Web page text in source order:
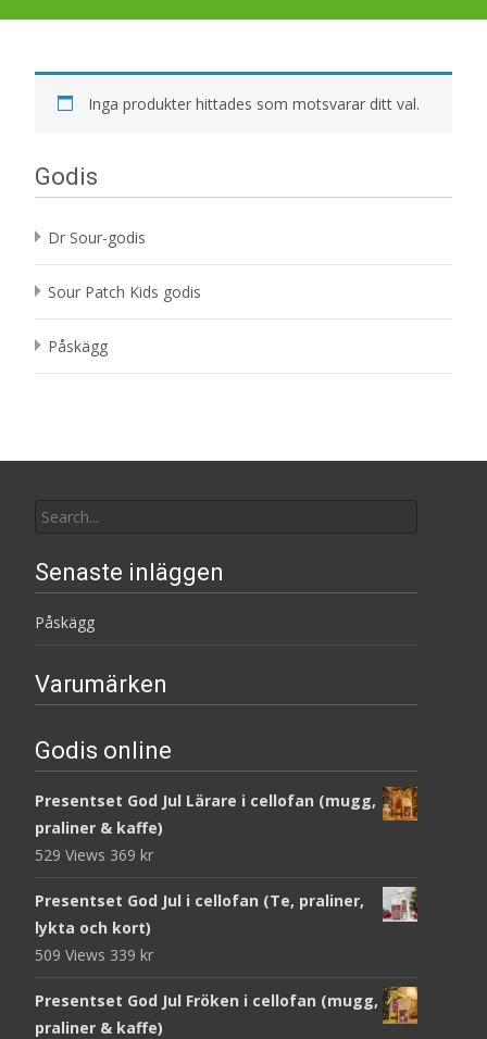
Inga produkter hittades som motsvarar ditt val.
Godis
Dr Sour-godis
Sour Patch Kids godis
Påskägg
for:
Senaste inläggen
Påskägg
Varumärken
Godis online
Presentset God Jul Lärare i cellofan (mugg,
praliner & kaffe)
529 Views 369 kr
Presentset God Jul i cellofan (Te, praliner,
lykta och kort)
509 Views 339 kr
Presentset God Jul Fröken i cellofan (mugg,
praliner & kaffe)